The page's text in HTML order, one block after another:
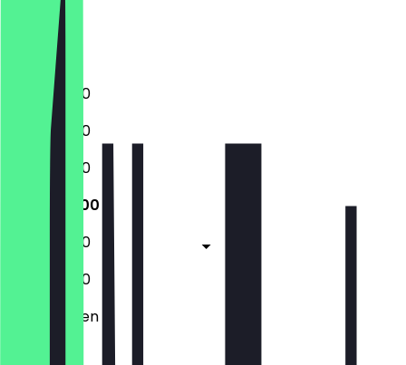
Samstag
Sonntag
11:00 - 20:00
11:00 - 20:00
11:00 - 20:00
11:00 - 20:00
11:00 - 20:00
11:00 - 20:00
Geschlossen